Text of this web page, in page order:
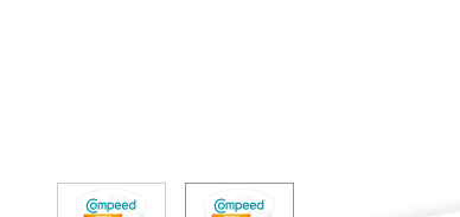
View larger imageView larger image